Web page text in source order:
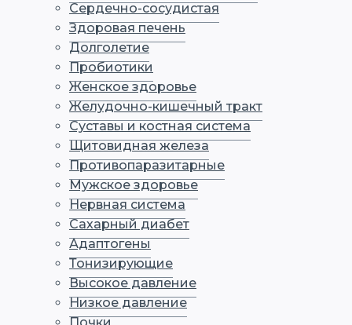
Сердечно-сосудистая
Здоровая печень
Долголетие
Пробиотики
Женское здоровье
Желудочно-кишечный тракт
Суставы и костная система
Щитовидная железа
Противопаразитарные
Мужское здоровье
Нервная система
Сахарный диабет
Адаптогены
Тонизирующие
Высокое давление
Низкое давление